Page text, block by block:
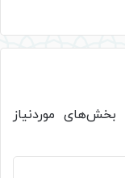
بخش‌های موردنیاز